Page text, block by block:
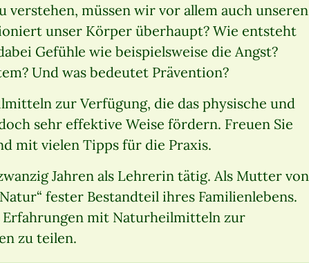
müssen wir vor allem auch unseren
unser Körper überhaupt? Wie entsteht
Gefühle wie beispielsweise die Angst?
Und was bedeutet Prävention?
zur Verfügung, die das physische und
sehr effektive Weise fördern. Freuen Sie
mit vielen Tipps für die Praxis.
Jahren als Lehrerin tätig. Als Mutter von
fester Bestandteil ihres Familienlebens.
Erfahrungen mit Naturheilmitteln zur
zu teilen.